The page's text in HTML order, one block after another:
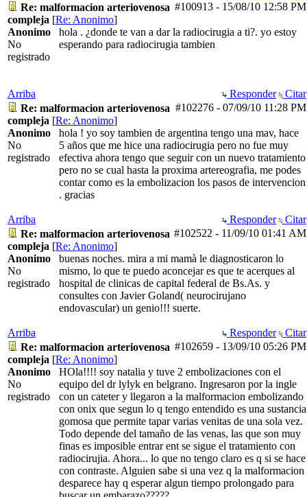
#100913 - 15/08/10 12:58 PM
Re: malformacion arteriovenosa
compleja [Re: Anonimo]
Anonimo
No
registrado
hola . ¿donde te van a dar la radiocirugia a ti?. yo estoy
esperando para radiocirugia tambien
Arriba Responder
Citar
#102276 - 07/09/10 11:28 PM
Re: malformacion arteriovenosa
compleja [Re: Anonimo]
Anonimo
No
registrado
hola ! yo soy tambien de argentina tengo una mav, hace
5 años que me hice una radiocirugia pero no fue muy
efectiva ahora tengo que seguir con un nuevo tratamiento
pero no se cual hasta la proxima artereografia, me podes
contar como es la embolizacion los pasos de intervencion
. gracias
Arriba Responder
Citar
#102522 - 11/09/10 01:41 AM
Re: malformacion arteriovenosa
compleja [Re: Anonimo]
Anonimo
No
registrado
buenas noches. mira a mi mamà le diagnosticaron lo
mismo, lo que te puedo aconcejar es que te acerques al
hospital de clinicas de capital federal de Bs.As. y
consultes con Javier Goland( neurocirujano
endovascular) un genio!!! suerte.
Arriba Responder
Citar
#102659 - 13/09/10 05:26 PM
Re: malformacion arteriovenosa
compleja [Re: Anonimo]
Anonimo
No
registrado
HOla!!!! soy natalia y tuve 2 embolizaciones con el
equipo del dr lylyk en belgrano. Ingresaron por la ingle
con un cateter y llegaron a la malformacion embolizando
con onix que segun lo q tengo entendido es una sustancia
gomosa que permite tapar varias venitas de una sola vez.
Todo depende del tamaño de las venas, las que son muy
finas es imposible entrar ent se sigue el tratamiento con
radiocirujia. Ahora... lo que no tengo claro es q si se hace
con contraste. Alguien sabe si una vez q la malformacion
desparece hay q esperar algun tiempo prolongado para